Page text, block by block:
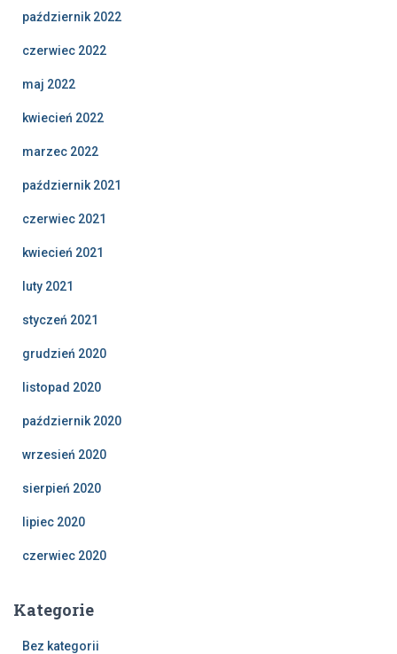
październik 2022
czerwiec 2022
maj 2022
kwiecień 2022
marzec 2022
październik 2021
czerwiec 2021
kwiecień 2021
luty 2021
styczeń 2021
grudzień 2020
listopad 2020
październik 2020
wrzesień 2020
sierpień 2020
lipiec 2020
czerwiec 2020
Kategorie
Bez kategorii